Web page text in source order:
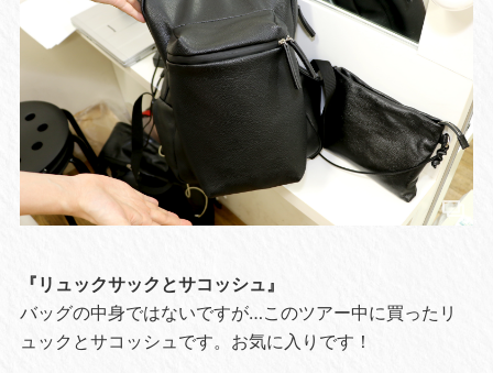
『リュックサックとサコッシュ』
バッグの中身ではないですが…このツアー中に買ったリ
ュックとサコッシュです。お気に入りです！